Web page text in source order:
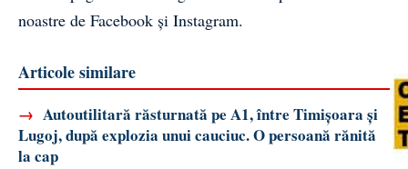
noastre de Facebook și Instagram.
Articole similare
→ Autoutilitară răsturnată pe A1, între Timișoara și
Lugoj, după explozia unui cauciuc. O persoană rănită
la cap